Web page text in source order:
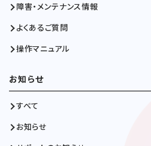
障害・メンテナンス情報
よくあるご質問
操作マニュアル
お知らせ
すべて
お知らせ